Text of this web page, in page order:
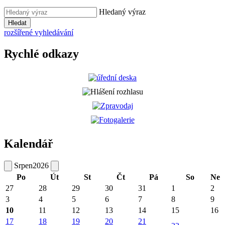
Hledaný výraz
Hledat
rozšířené vyhledávání
Rychlé odkazy
Kalendář
Srpen2026
Po
Út St Čt Pá So
Ne
27
28 29 30 31 1
2
3
4 5 6 7 8
9
10
11 12 13 14 15
16
17
18
19
20
21